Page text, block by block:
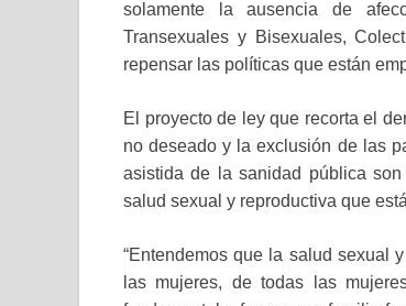
solamente la ausencia de
Transexuales y Bisexuales,
repensar las políticas que están
El proyecto de ley que recorta el
no deseado y la exclusión de las
asistida de la sanidad pública
salud sexual y reproductiva que
“Entendemos que la salud sexual
las mujeres, de todas las